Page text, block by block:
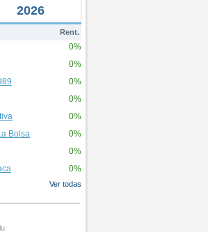
2026
Rent.
0%
0%
0%
0%
0%
Bolsa 0%
0%
0%
Ver todas